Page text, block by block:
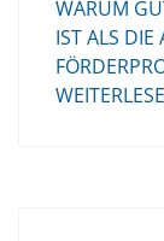
WARUM
IST ALS